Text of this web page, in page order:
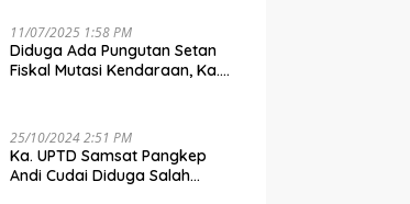
11/07/2025 1:58 PM
Diduga Ada Pungutan Setan
Fiskal Mutasi Kendaraan, Ka.
25/10/2024 2:51 PM
Ka. UPTD Samsat Pangkep
Andi Cudai Diduga Salah